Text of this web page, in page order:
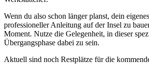
Wenn du also schon länger planst, dein
professioneller Anleitung auf der Insel zu
Moment. Nutze die Gelegenheit, in dieser
Übergangsphase dabei zu sein.
Aktuell sind noch Restplätze für die